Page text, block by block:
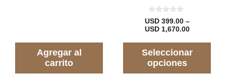
Agregar al
carrito
0
d
e
USD399.00 –
USD1,670.00Rango
precios:
desde
Seleccionar
opciones